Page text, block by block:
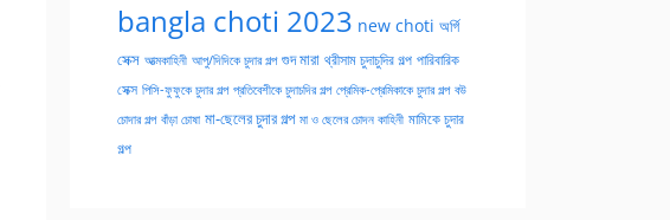
bangla choti 2023 new choti অর্গি
সেক্স আত্মকাহিনী আপু/দিদিকে চুদার গল্প গুদ মারা থ্রীসাম চুদাচুদির গল্প পারিবারিক
সেক্স পিসি-ফুফুকে চুদার গল্প প্রতিবেশীকে চুদাচদির গল্প প্রেমিক-প্রেমিকাকে চুদার গল্প বউ
চোদার গল্প বাঁড়া চোষা মা-ছেলের চুদার গল্প মা ও ছেলের চোদন কাহিনী মামিকে চুদার
গল্প